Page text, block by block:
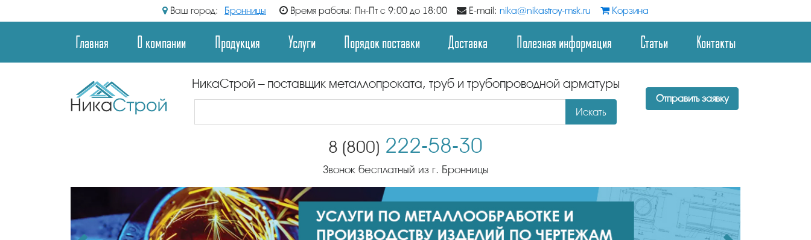
Ваш город: Бронницы Время работы: Пн-Пт с 9:00 до 18:00 E-mail: nika@nikastroy-msk.ru Корзина
Главная О компании Продукция Услуги Порядок поставки Доставка Полезная информация Статьи Контакты
НикаСтрой – поставщик металлопроката, труб и трубопроводной арматуры
Искать
Отправить заявку
8 (800) 222-58-30
Звонок бесплатный из г. Бронницы